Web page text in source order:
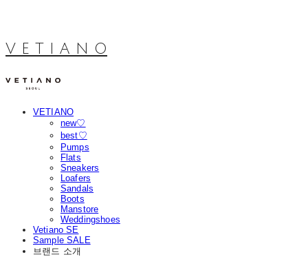
V E T I A N O
VETIANO
new♡
best♡
Pumps
Flats
Sneakers
Loafers
Sandals
Boots
Manstore
Weddingshoes
Vetiano SE
Sample SALE
브랜드 소개